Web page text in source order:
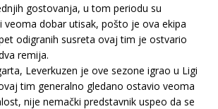
gostovanja, u tom periodu su
veoma dobar utisak, pošto je ova ekipa
odigranih susreta ovaj tim je ostvario
remija.
Leverkuzen je ove sezone igrao u Ligi
tim generalno gledano ostavio veoma
nije nemački predstavnik uspeo da se